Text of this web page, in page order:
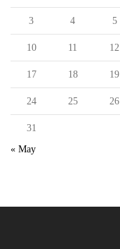
3 4 5
10 11 12
17 18 19
24 25 26
31
« May